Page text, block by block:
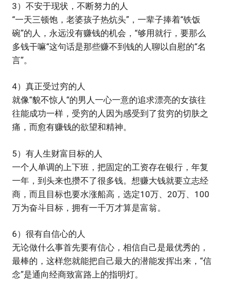
3）不安于现状，不断努力的人
“一天三顿饱，老婆孩子热炕头”，一辈子捧着“铁饭
碗”的人，永远没有赚钱的机会，“够用就行，要那么
多钱干嘛“这句话是那些赚不到钱的人聊以自慰的“名
言”。
4）真正受过穷的人
就像“貌不惊人“的男人一心一意的追求漂亮的女孩往
往能成功一样，受穷的人因为感受到了贫穷的切肤之
痛，而愈有赚钱的欲望和精神。
5）有人生财富目标的人
一个人单调的上下班，把固定的工资存在银行，年复
一年，到头来也攒不了很多钱。想赚大钱就要立志经
商，而且目标也要水涨船高，选定10万、20万、100
万为奋斗目标，拥有一千万才算是富翁。
6）很有自信心的人
无论做什么事首先要有信心，相信自己是最优秀的，
最棒的，这样您就能把自己最大的潜能发挥出来，“信
念”是通向经商致富路上的指明灯。